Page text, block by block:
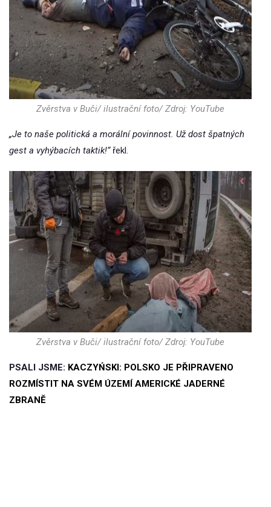
Zvěrstva v Buči/ ilustrační foto/ Zdroj: YouTube
„Je to naše politická a morální povinnost. Už dost špatných
gest a vyhýbacích taktik!“řekl.
Zvěrstva v Buči/ ilustrační foto/ Zdroj: YouTube
PSALI JSME: KACZYŃSKI: POLSKO JE PŘIPRAVENO
ROZMÍSTIT NA SVÉM ÚZEMÍ AMERICKÉ JADERNÉ
ZBRANĚ